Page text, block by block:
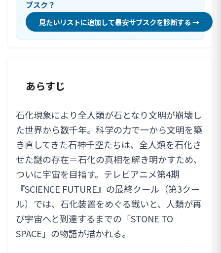
ブスク？
見たいリストに追加して最安サブスクを診断する →
あらすじ
石化現象により全人類が石となり文明が崩壊し
た世界から数千年。科学の力で一から文明を築
き直してきた石神千空たちは、全人類を石化さ
せた謎の存在＝石化の真相を解き明かすため、
ついに宇宙を目指す。テレビアニメ第4期
『SCIENCE FUTURE』の最終クール（第3クー
ル）では、石化装置をめぐる戦いと、人類が再
び宇宙へと到達するまでの「STONE TO
SPACE」の物語が描かれる。